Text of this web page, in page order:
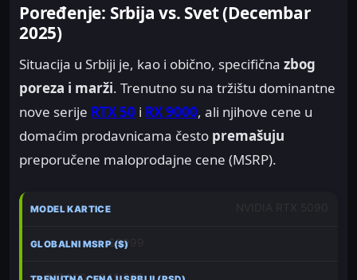
Poređenje: Srbija vs. Svet (Decembar
2025)
Situacija u Srbiji je, kao i obično, specifična zbog
poreza i marži. Trenutno su na tržištu dominantne
nove serije RTX 50 i RX 9000, ali njihove cene u
domaćim prodavnicama često premašuju
preporučene maloprodajne cene (MSRP).
$1,999